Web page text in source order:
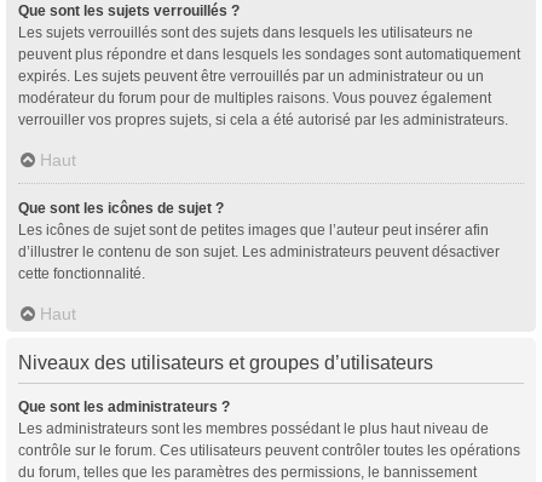
Que sont les sujets verrouillés ?
Les sujets verrouillés sont des sujets dans lesquels les utilisateurs ne
peuvent plus répondre et dans lesquels les sondages sont automatiquement
expirés. Les sujets peuvent être verrouillés par un administrateur ou un
modérateur du forum pour de multiples raisons. Vous pouvez également
verrouiller vos propres sujets, si cela a été autorisé par les administrateurs.
Haut
Que sont les icônes de sujet ?
Les icônes de sujet sont de petites images que l’auteur peut insérer afin
d’illustrer le contenu de son sujet. Les administrateurs peuvent désactiver
cette fonctionnalité.
Haut
Niveaux des utilisateurs et groupes d’utilisateurs
Que sont les administrateurs ?
Les administrateurs sont les membres possédant le plus haut niveau de
contrôle sur le forum. Ces utilisateurs peuvent contrôler toutes les opérations
du forum, telles que les paramètres des permissions, le bannissement